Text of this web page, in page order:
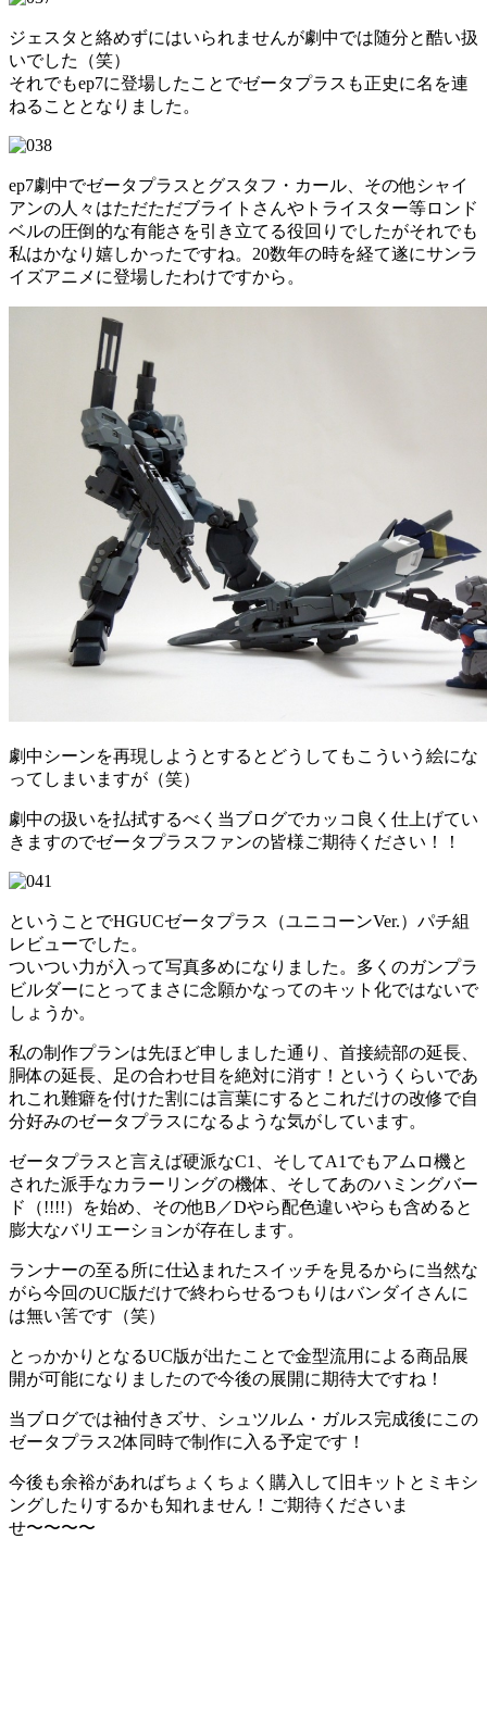
ジェスタと絡めずにはいられませんが劇中では随分と酷い扱
いでした（笑）
それでもep7に登場したことでゼータプラスも正史に名を連
ねることとなりました。
ep7劇中でゼータプラスとグスタフ・カール、その他シャイ
アンの人々はただただブライトさんやトライスター等ロンド
ベルの圧倒的な有能さを引き立てる役回りでしたがそれでも
私はかなり嬉しかったですね。20数年の時を経て遂にサンラ
イズアニメに登場したわけですから。
劇中シーンを再現しようとするとどうしてもこういう絵にな
ってしまいますが（笑）
劇中の扱いを払拭するべく当ブログでカッコ良く仕上げてい
きますのでゼータプラスファンの皆様ご期待ください！！
ということでHGUCゼータプラス（ユニコーンVer.）パチ組
レビューでした。
ついつい力が入って写真多めになりました。多くのガンプラ
ビルダーにとってまさに念願かなってのキット化ではないで
しょうか。
私の制作プランは先ほど申しました通り、首接続部の延長、
胴体の延長、足の合わせ目を絶対に消す！というくらいであ
れこれ難癖を付けた割には言葉にするとこれだけの改修で自
分好みのゼータプラスになるような気がしています。
ゼータプラスと言えば硬派なC1、そしてA1でもアムロ機と
された派手なカラーリングの機体、そしてあのハミングバー
ド（!!!!）を始め、その他B／Dやら配色違いやらも含めると
膨大なバリエーションが存在します。
ランナーの至る所に仕込まれたスイッチを見るからに当然な
がら今回のUC版だけで終わらせるつもりはバンダイさんに
は無い筈です（笑）
とっかかりとなるUC版が出たことで金型流用による商品展
開が可能になりましたので今後の展開に期待大ですね！
当ブログでは袖付きズサ、シュツルム・ガルス完成後にこの
ゼータプラス2体同時で制作に入る予定です！
今後も余裕があればちょくちょく購入して旧キットとミキシ
ングしたりするかも知れません！ご期待くださいま
せ〜〜〜〜